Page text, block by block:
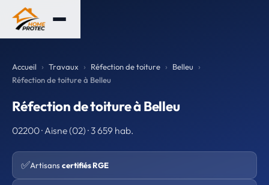
Accueil Travaux Réfection de toiture
Belleu
Réfection de toiture à Belleu
Réfection de toiture à Belleu
02200 · Aisne (02) · 3 659 hab.
✅Artisans certifiés RGE